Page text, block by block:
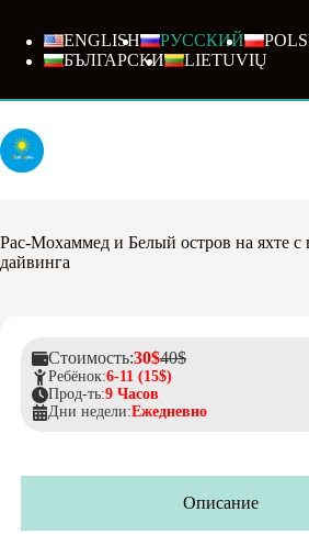
сути
ENGLISH РУССКИЙ
БЪЛГАРСКИ
LIETUVIŲ
Рас-Мохаммед и Белый остров на яхте с
дайвинга
Стоимость:30$40$
Ребёнок:6-11 (15$)
Прод-ть:9 Часов
Дни недели:Ежедневно
Описание